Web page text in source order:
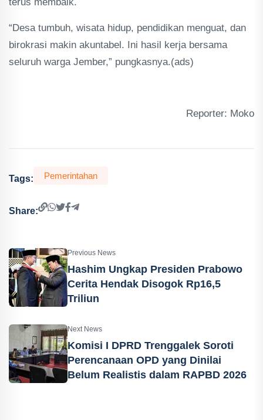
“Desa tumbuh, wisata hidup, pendidikan menguat, dan
birokrasi makin akuntabel. Ini hasil kerja bersama
seluruh warga Jember,” pungkasnya.(ads)
Reporter: Moko
Tags: Pemerintahan
Share:
Previous News
Hashim Ungkap Presiden Prabowo
Cerita Hendak Disogok Rp16,5
Triliun
Next News
Komisi I DPRD Trenggalek Soroti
Perencanaan OPD yang Dinilai
Belum Realistis dalam RAPBD 2026